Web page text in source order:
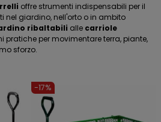
offre strumenti indispensabili per il
nel giardino, nell'orto o in ambito
ribaltabili alle carriole
pratiche per movimentare terra, piante,
sforzo.
-17%